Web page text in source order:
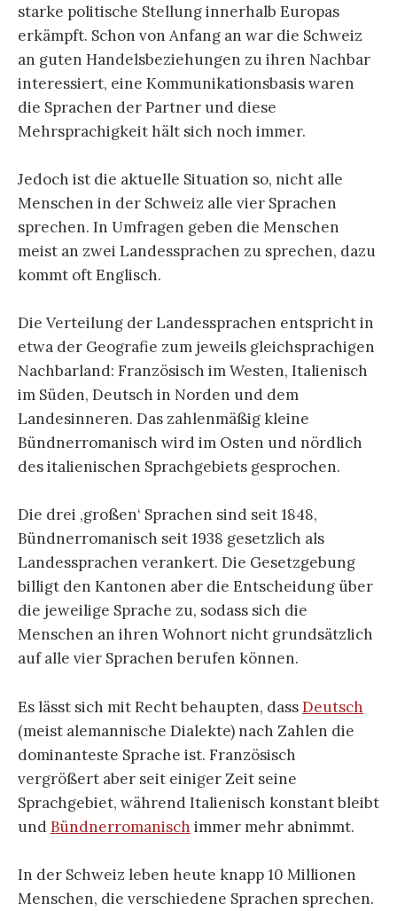
starke politische Stellung innerhalb Europas
erkämpft. Schon von Anfang an war die Schweiz
an guten Handelsbeziehungen zu ihren Nachbar
interessiert, eine Kommunikationsbasis waren
die Sprachen der Partner und diese
Mehrsprachigkeit hält sich noch immer.
Jedoch ist die aktuelle Situation so, nicht alle
Menschen in der Schweiz alle vier Sprachen
sprechen. In Umfragen geben die Menschen
meist an zwei Landessprachen zu sprechen, dazu
kommt oft Englisch.
Die Verteilung der Landessprachen entspricht in
etwa der Geografie zum jeweils gleichsprachigen
Nachbarland: Französisch im Westen, Italienisch
im Süden, Deutsch in Norden und dem
Landesinneren. Das zahlenmäßig kleine
Bündnerromanisch wird im Osten und nördlich
des italienischen Sprachgebiets gesprochen.
Die drei ‚großen‘ Sprachen sind seit 1848,
Bündnerromanisch seit 1938 gesetzlich als
Landessprachen verankert. Die Gesetzgebung
billigt den Kantonen aber die Entscheidung über
die jeweilige Sprache zu, sodass sich die
Menschen an ihren Wohnort nicht grundsätzlich
auf alle vier Sprachen berufen können.
Es lässt sich mit Recht behaupten, dassDeutsch
(meist alemannische Dialekte) nach Zahlen die
dominanteste Sprache ist. Französisch
vergrößert aber seit einiger Zeit seine
Sprachgebiet, während Italienisch konstant bleibt
undBündnerromanisch immer mehr abnimmt.
In der Schweiz leben heute knapp 10 Millionen
Menschen, die verschiedene Sprachen sprechen.